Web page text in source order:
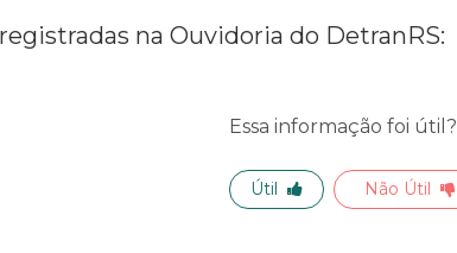
na Ouvidoria do DetranRS:
Essa informação foi útil?
Útil Não Útil